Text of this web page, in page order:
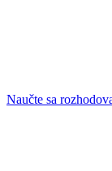
Naučte sa